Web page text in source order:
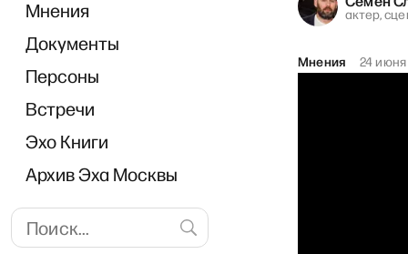
Мнения
Документы
Персоны
Встречи
Эхо Книги
Архив Эха Москвы
актер,
Мнения 24